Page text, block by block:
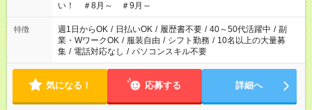
い！ ＃8月～ ＃9月～
特徴 週1日からOK / 日払いOK / 履歴書不要 / 40～50代活躍中 / 副
業・WワークOK / 服装自由 / シフト勤務 / 10名以上の大量募
集 / 電話対応なし / パソコンスキル不要
気になる！ 応募する 詳細へ